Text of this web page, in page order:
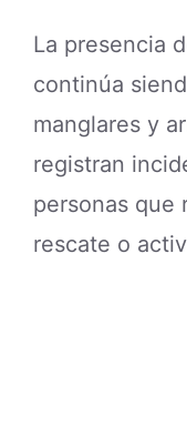
La presencia
continúa
manglares y
registran
personas que
rescate o